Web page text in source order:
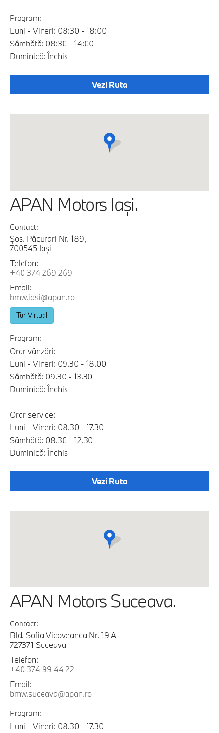
Program:
Luni - Vineri: 08:30 - 18:00
Sâmbătă: 08:30 - 14:00
Duminică: Închis
Vezi Ruta
APAN Motors Iaşi.
Contact:
Şos. Păcurari Nr. 189,
700545 Iaşi
Telefon:
+40 374 269 269
Email:
bmw.iasi@apan.ro
Tur Virtual
Program:
Orar vânzări:
Luni - Vineri: 09.30 - 18.00
Sâmbătă: 09.30 - 13.30
Duminică: Închis
Orar service:
Luni - Vineri: 08.30 - 17.30
Sâmbătă: 08.30 - 12.30
Duminică: Închis
Vezi Ruta
APAN Motors Suceava.
Contact:
Bld. Sofia Vicoveanca Nr. 19 A
727371 Suceava
Telefon:
+40 374 99 44 22
Email:
bmw.suceava@apan.ro
Program:
Luni - Vineri: 08.30 - 17.30